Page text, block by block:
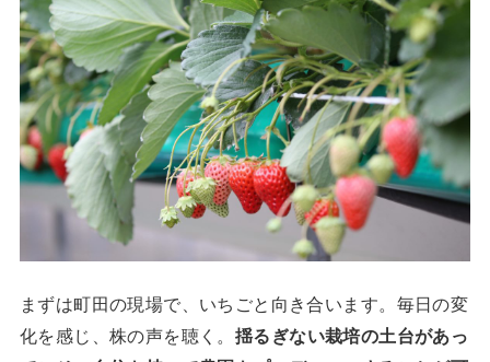
まずは町田の現場で、いちごと向き合います。毎日の変
化を感じ、株の声を聴く。 揺るぎない栽培の土台があっ